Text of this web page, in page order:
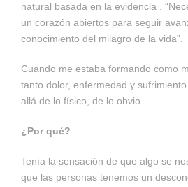
natural basada en la evidencia .
un corazón abiertos para seguir
conocimiento del milagro de la vida”.
Cuando me estaba formando como
tanto dolor, enfermedad y
allá de lo físico, de lo obvio.
¿Por qué?
Tenía la sensación de que algo se
que las personas tenemos un